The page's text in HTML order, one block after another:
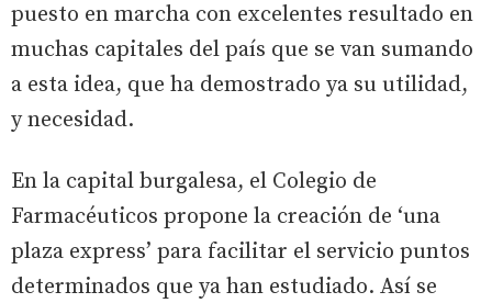
puesto en marcha con excelentes resultado en
muchas capitales del país que se van sumando
a esta idea, que ha demostrado ya su utilidad,
y necesidad.
En la capital burgalesa, el Colegio de
Farmacéuticos propone la creación de ‘una
plaza express’ para facilitar el servicio puntos
determinados que ya han estudiado. Así se